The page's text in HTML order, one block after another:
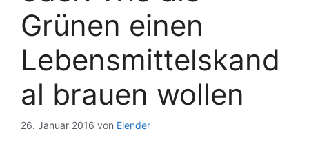
Grünen einen
Lebensmittelskand
al brauen wollen
26. Januar 2016 von Elender